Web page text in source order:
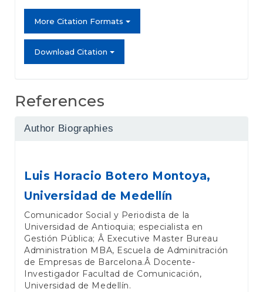
More Citation Formats
Download Citation
References
Author Biographies
Luis Horacio Botero Montoya,
Universidad de Medellín
Comunicador Social y Periodista de la
Universidad de Antioquia; especialista en
Gestión Pública; Â Executive Master Bureau
Administration MBA, Escuela de Adminitración
de Empresas de Barcelona.Â Docente-
Investigador Facultad de Comunicación,
Universidad de Medellín.